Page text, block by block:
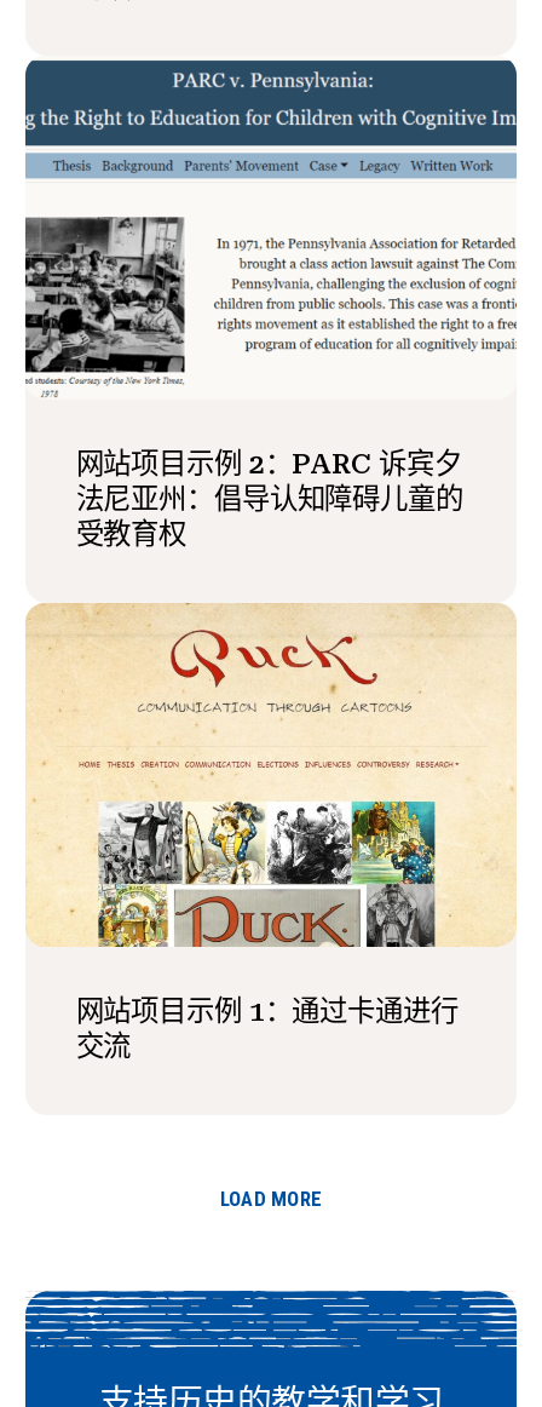
网站项目示例 2：PARC 诉宾夕
法尼亚州：倡导认知障碍儿童的
受教育权
网站项目示例 1：通过卡通进行
交流
LOAD MORE